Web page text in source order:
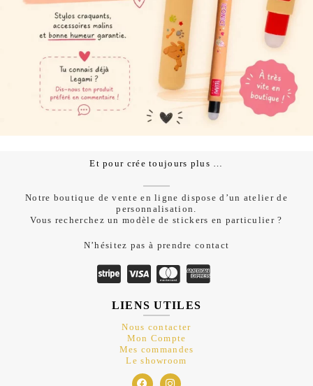
Et pour crée toujours plus …
Notre boutique de vente en ligne dispose d’un atelier de
personnalisation.
Vous recherchez un modèle de stickers en particulier ?
N’hésitez pas à prendre contact
LIENS UTILES
Nous contacter
Mon Compte
Mes commandes
Le showroom